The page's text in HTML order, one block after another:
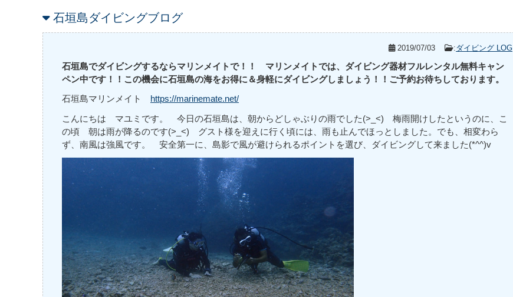
石垣島ダイビングブログ
2019/07/03 :ダイビング LOG
石垣島でダイビングするならマリンメイトで！！ マリンメイトでは、ダイビング器材フルレンタル無料キャン
ペン中です！！この機会に石垣島の海をお得に＆身軽にダイビングしましょう！！ご予約お待ちしております。
石垣島マリンメイト https://marinemate.net/
こんにちは マユミです。 今日の石垣島は、朝からどしゃぶりの雨でした(>_<) 梅雨開けしたというのに、こ
の頃 朝は雨が降るのです(>_<) グスト様を迎えに行く頃には、雨も止んでほっとしました。でも、相変わら
ず、南風は強風です。 安全第一に、島影で風が避けられるポイントを選び、ダイビングして来ました(*^^)v